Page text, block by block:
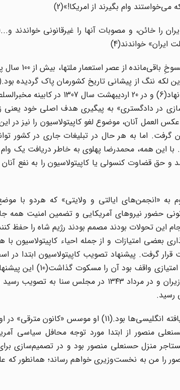
خواندند(4)‌‌
«حق قضاوت کنسولی» یا «کاپیتولاسیون»
1300 خورشیدی نیز کابینه سید ضیاءالدین طباطبایی بر این لغو تاکید دوباره نهاد(6)
در پوشش «نوسازی در دادگستری» به پیگیری هدف اصلی خود
العمل آنان، موضوع لغو کاپیتولاسیون را نیز در
گرفت. اما به هر حال در تبلیغات جاری در کشور
شد و حق قضاوت کنسولی یا کاپیتولاسیون را به نفع آنان
به «انجمن‌های ایالتی و ولایتی» که هردو با
حضور نیروهای آمریکایی و تضمین امنیت همه
این تحولات بودند مصمم بودند رژیم شاه را حفظ
بعضی امتیازات و از جمله احیاء کاپیتولاسیون
سوی سفارت آمریکا به دولت امینی داده شد. اما امینی که به تبعات
بعدی به ریاست امیر اسدالله علم پیگیری شد و در ۱۳ مهر ۱۳۴۲ در جلسه وزیران و در مرداد ۱۳۴۳
تبدیل این کانون به «حزب ایران نوین» در ۱۳۴۲ بود.(12) حسنعلی منصور از ابتدا مورد توجه محافل
مستاجر منزل حسنعلی منصور بود و در تصمیم‌سازی‌
«منصور را من به نخست‌وزیری خواهم رساند؛ همانطور که